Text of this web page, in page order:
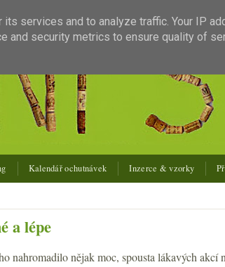
Kalendář ochutnávek Inzerce & vzorky
a lépe
nahromadilo nějak moc, spousta lákavých akcí
services and to analyze traffic. Your IP
and security metrics to ensure quality of